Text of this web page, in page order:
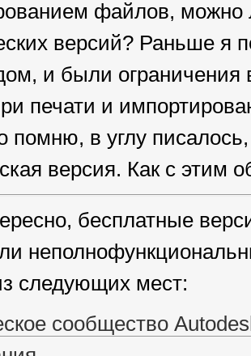
файлов,
версий? Раньше я
и были ограничения
печати и
помню, в углу
версия. Как с этим
бесплатные
следующих мест:
сообщество